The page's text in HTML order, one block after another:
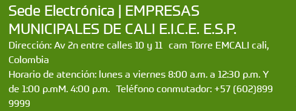
Sede Electrónica | EMPRESAS
MUNICIPALES DE CALI E.I.C.E. E.S.P.
Dirección: Av 2n entre calles 10 y 11 cam Torre EMCALI cali,
Colombia
Horario de atención: lunes a viernes 8:00 a.m. a 12:30 p.m. Y
de 1:00 p.mM. 4:00 p.m. Teléfono conmutador: +57 (602)899
9999